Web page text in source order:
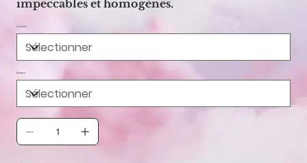
impeccables et homogènes.
Courbure
Épaisseur